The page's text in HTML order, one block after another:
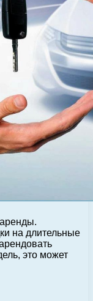
на длительные
это может